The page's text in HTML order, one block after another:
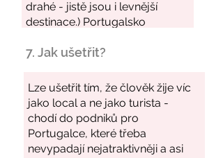
7. Jak ušetřit?